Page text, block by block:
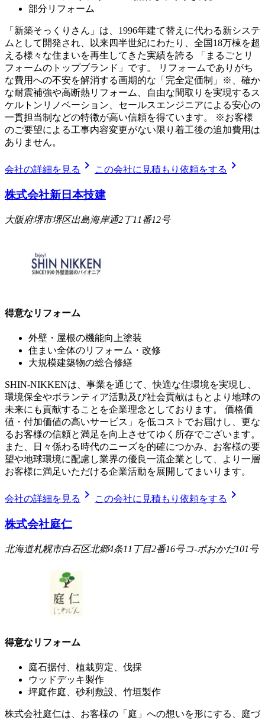
部分リフォーム
「新築そっくりさん」は、1996年建て替えに代わる新システ
ムとして開発され、以来四半世紀にわたり、全国18万棟を超
える様々な住まいを再生してきた実績を誇る 「まるごとリ
フォームのトップブランド」です。 リフォームでありがち
な費用への不安を解消する画期的な「完全定価制」※、確か
な耐震補強や高断熱リフォーム、自由な間取りを実現するス
ケルトンリノベーション、セールスエンジニアによる安心の
一貫担当制などの特徴が高い信頼を得ています。 ※お客様
のご要望による工事内容変更がない限り着工後の追加費用は
ありません。
会社の詳細を見る chevron_right この会社に見積もり依頼をする chevron_right
株式会社新日本技建
大阪府堺市堺区出島海岸通2丁11番12号
得意なリフォーム
外壁・屋根の機能向上塗装
住まい全体のリフォーム・改修
大規模建築物の総合修繕
SHIN-NIKKENは、事業を通じて、快適な住環境を実現し、
環境保全やボランティア活動及び社会貢献はもとより地球の
未来にも貢献することを企業理念としております。 価格価
値・付加価値の高いサービス」を低コストでお届けし、更な
るお客様の信頼と満足を向上させてゆく所存でございます。
また、日々係わる時代のニーズを的確につかみ、お客様の要
望や地球環境に配慮し業界の優良一流企業として、より一層
お客様に満足いただける企業活動を展開してまいります。
会社の詳細を見る chevron_right この会社に見積もり依頼をする chevron_right
株式会社庭仁
北海道札幌市白石区北郷4条11丁目2番16号コ-ポおかだ101号
得意なリフォーム
庭石据付、植栽剪定、伐採
ウッドデッキ製作
坪庭作庭、砂利敷設、竹垣製作
株式会社庭仁は、お客様の「庭」への想いを形にする、庭づ